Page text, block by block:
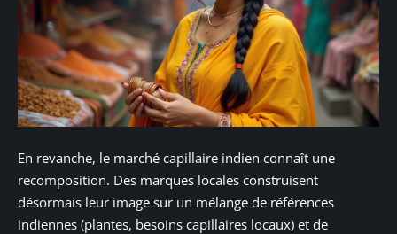
En revanche, le marché capillaire indien connaît une
recomposition. Des marques locales construisent
désormais leur image sur un mélange de références
indiennes (plantes, besoins capillaires locaux) et de